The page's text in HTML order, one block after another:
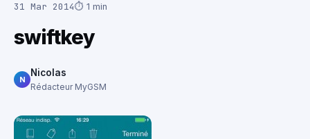
31 Mar 2014⏱ 1 min
swiftkey
N
Nicolas
Rédacteur MyGSM